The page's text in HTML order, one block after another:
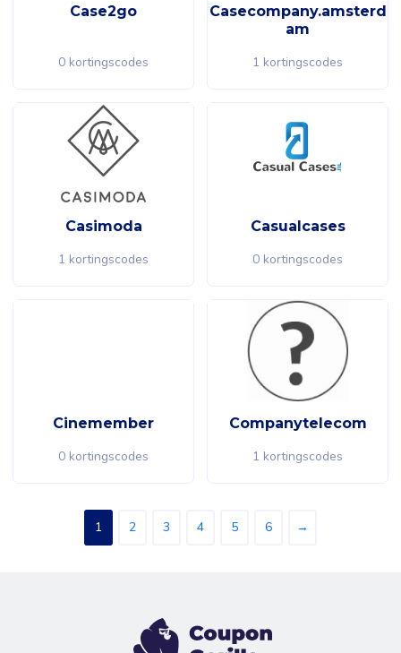
Case2go
0 kortingscodes
Casecompany.amsterd
am
1 kortingscodes
Casimoda
1 kortingscodes
Casualcases
0 kortingscodes
Cinemember
0 kortingscodes
Companytelecom
1 kortingscodes
1 2 3 4 5 6 →